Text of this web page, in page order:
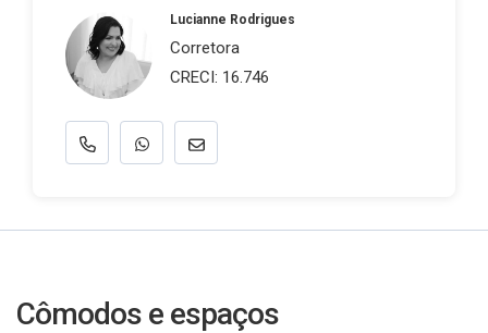
Lucianne Rodrigues
Corretora
CRECI: 16.746
Cômodos e espaços